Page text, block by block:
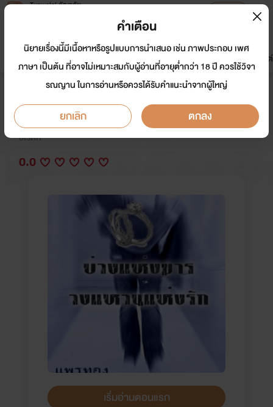
Tunwalai ธัญวลัย
หน้าแรก นิยาย อีบุ๊ก การ์ตูน
มาใหม่
ดรีมแชท ธัญลิสต์
บ่วงแห่งมาร วงแหวนแห่งรัก 18+
นักเขียน: แพรทอง/ตะกายตะวัน/ประกายนาม
อีโรติก
0.0
เริ่มอ่านตอนแรก
คำเตือน
นิยายเรื่องนี้มีเนื้อหาหรือรูปแบบการนำเสนอ เช่น ภาพประกอบ เพศ
ภาษา เป็นต้น ที่อาจไม่เหมาะสมกับผู้อ่านที่อายุต่ำกว่า 18 ปี ควรใช้วิจา
รณญาน ในการอ่านหรือควรได้รับคำแนะนำจากผู้ใหญ่
ยกเลิก ตกลง